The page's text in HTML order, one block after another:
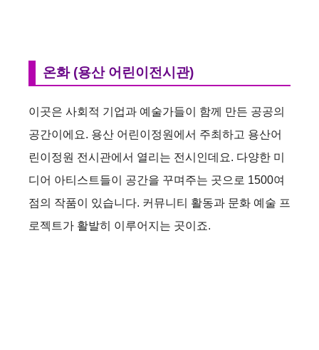
온화 (용산 어린이전시관)
이곳은 사회적 기업과 예술가들이 함께 만든 공공의
공간이에요. 용산 어린이정원에서 주최하고 용산어
린이정원 전시관에서 열리는 전시인데요. 다양한 미
디어 아티스트들이 공간을 꾸며주는 곳으로 1500여
점의 작품이 있습니다. 커뮤니티 활동과 문화 예술 프
로젝트가 활발히 이루어지는 곳이죠.